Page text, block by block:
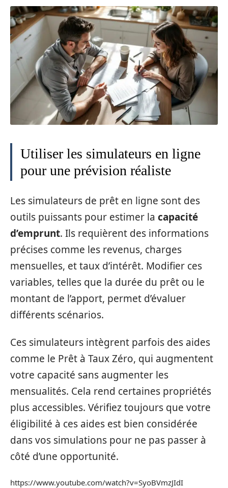
Utiliser les simulateurs en ligne
pour une prévision réaliste
Les simulateurs de prêt en ligne sont des
outils puissants pour estimer la capacité
d’emprunt. Ils requièrent des informations
précises comme les revenus, charges
mensuelles, et taux d’intérêt. Modifier ces
variables, telles que la durée du prêt ou le
montant de l’apport, permet d’évaluer
différents scénarios.
Ces simulateurs intègrent parfois des aides
comme le Prêt à Taux Zéro, qui augmentent
votre capacité sans augmenter les
mensualités. Cela rend certaines propriétés
plus accessibles. Vérifiez toujours que votre
éligibilité à ces aides est bien considérée
dans vos simulations pour ne pas passer à
côté d’une opportunité.
https://www.youtube.com/watch?v=SyoBVmzJIdI